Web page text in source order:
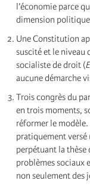
l’économie parce
dimension
Une Constitution
suscité et le niveau
socialiste de droit (
aucune démarche
Trois congrès du
en trois moments,
réformer le modèle.
pratiquement versé
perpétuant la thèse
problèmes sociaux
non seulement des